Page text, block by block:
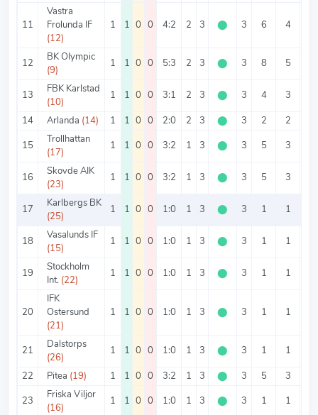
11
Vastra
Frolunda IF
(12)
1 1 0 0 4:2 2 3 ⬤ 3 6 4
12
BK Olympic
(9)
1 1 0 0 5:3 2 3 ⬤ 3 8 5
13
FBK Karlstad
(10)
1 1 0 0 3:1 2 3 ⬤ 3 4 3
14
Arlanda (14) 1 1 0 0 2:0 2 3 ⬤ 3 2 2
15
Trollhattan
(17)
1 1 0 0 3:2 1 3 ⬤ 3 5 3
16
Skovde AIK
(23)
1 1 0 0 3:2 1 3 ⬤ 3 5 3
17
Karlbergs BK
(25)
1 1 0 0 1:0 1 3 ⬤ 3 1 1
18
Vasalunds IF
(15)
1 1 0 0 1:0 1 3 ⬤ 3 1 1
19
Stockholm
Int. (22)
1 1 0 0 1:0 1 3 ⬤ 3 1 1
20
IFK
Ostersund
(21)
1 1 0 0 1:0 1 3 ⬤ 3 1 1
21
Dalstorps
(26)
1 1 0 0 1:0 1 3 ⬤ 3 1 1
22
Pitea (19) 1 1 0 0 3:2 1 3 ⬤ 3 5 3
23
Friska Viljor
(16)
1 1 0 0 1:0 1 3 ⬤ 3 1 1